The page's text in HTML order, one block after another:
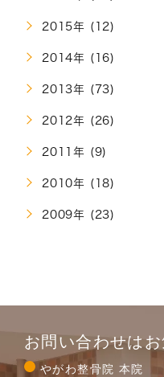
2015年 (12)
2014年 (16)
2013年 (73)
2012年 (26)
2011年 (9)
2010年 (18)
2009年 (23)
お問い合わせは
やがわ整骨院 本院